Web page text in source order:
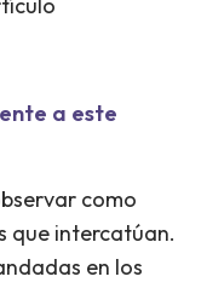
a este
como
que intercatúan.
en los